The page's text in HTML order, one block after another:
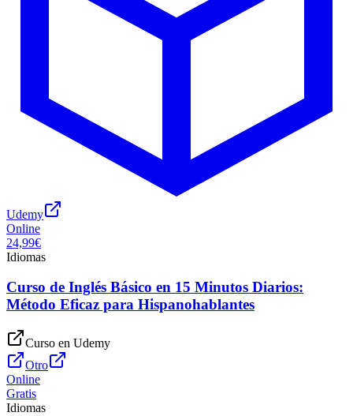
Udemy
Online
24,99€
Idiomas
Curso de Inglés Básico en 15 Minutos Diarios:
Método Eficaz para Hispanohablantes
Curso en Udemy
Otro
Online
Gratis
Idiomas